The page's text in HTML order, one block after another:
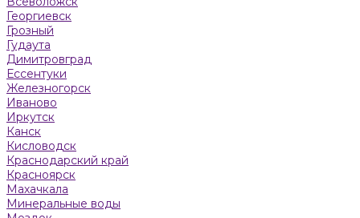
Георгиевск
Грозный
Гудаута
Димитровград
Ессентуки
Железногорск
Иваново
Иркутск
Канск
Кисловодск
Краснодарский край
Красноярск
Махачкала
Минеральные воды